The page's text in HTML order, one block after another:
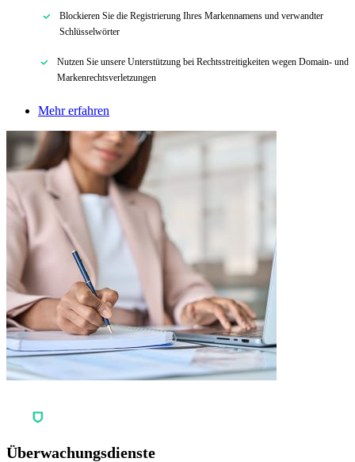
Blockieren Sie die Registrierung Ihres Markennamens und verwandter
Schlüsselwörter
Nutzen Sie unsere Unterstützung bei Rechtsstreitigkeiten wegen Domain- und
Markenrechtsverletzungen
Mehr erfahren
Überwachungsdienste